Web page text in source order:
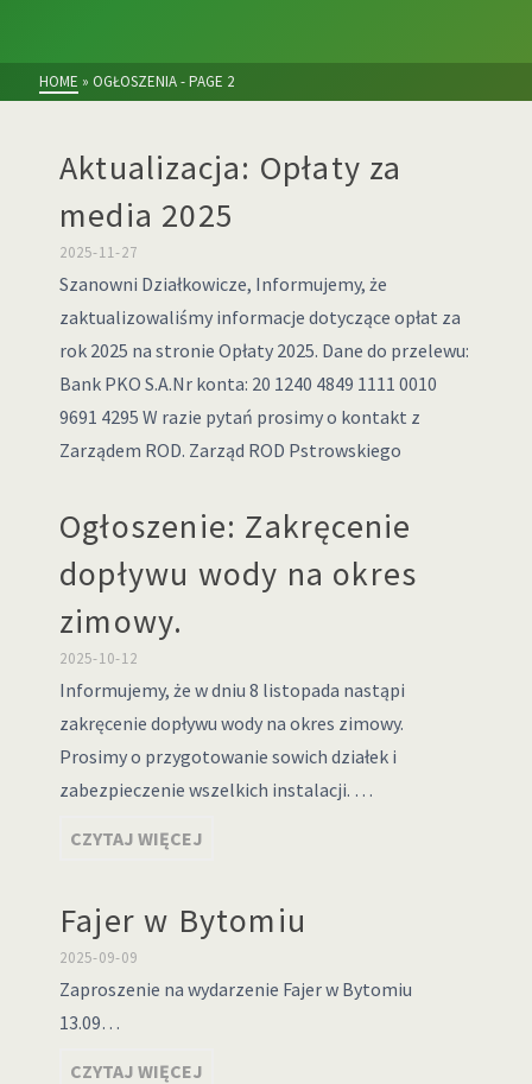
HOME » OGŁOSZENIA- PAGE 2
Aktualizacja: Opłaty za
media 2025
2025-11-27
Szanowni Działkowicze, Informujemy, że
zaktualizowaliśmy informacje dotyczące opłat za
rok 2025 na stronie Opłaty 2025. Dane do przelewu:
Bank PKO S.A.Nr konta: 20 1240 4849 1111 0010
9691 4295 W razie pytań prosimy o kontakt z
Zarządem ROD. Zarząd ROD Pstrowskiego
Ogłoszenie: Zakręcenie
dopływu wody na okres
zimowy.
2025-10-12
Informujemy, że w dniu 8 listopada nastąpi
zakręcenie dopływu wody na okres zimowy.
Prosimy o przygotowanie sowich działek i
zabezpieczenie wszelkich instalacji. …
CZYTAJ WIĘCEJ
Fajer w Bytomiu
2025-09-09
Zaproszenie na wydarzenie Fajer w Bytomiu
13.09…
CZYTAJ WIĘCEJ